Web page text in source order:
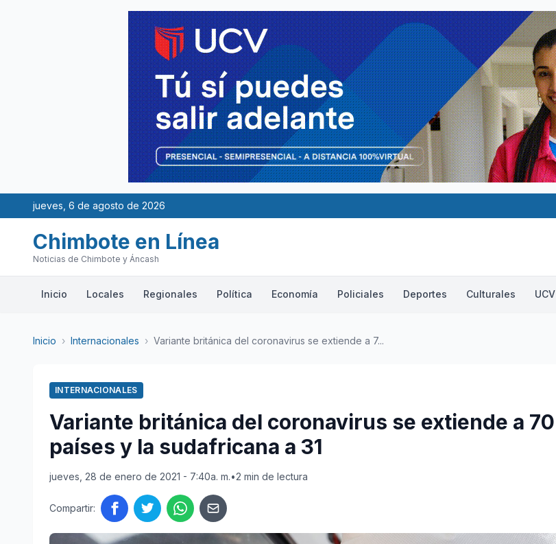
jueves, 6 de agosto de 2026
Chimbote en Línea
Noticias de Chimbote y Áncash
Inicio Locales Regionales Política Economía Policiales Deportes Culturales UCV
Inicio › Internacionales › Variante británica del coronavirus se extiende a 7...
INTERNACIONALES
Variante británica del coronavirus se extiende a 70
países y la sudafricana a 31
jueves, 28 de enero de 2021 - 7:40a. m.•2 min de lectura
Compartir: